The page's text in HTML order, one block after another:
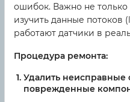
ошибок. Важно не
изучить данные потоков
работают датчики в
Процедура ремонта:
Удалить неисправные
поврежденные